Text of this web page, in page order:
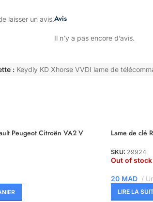
Avis
Il n’y a pas encore d’avis.
laisser un avis.
: Keydiy KD Xhorse VVDI lame de
Peugeot Citroën VA2 V Lame de clé
SKU: 29924
Out of stock
20 MAD
LIRE LA